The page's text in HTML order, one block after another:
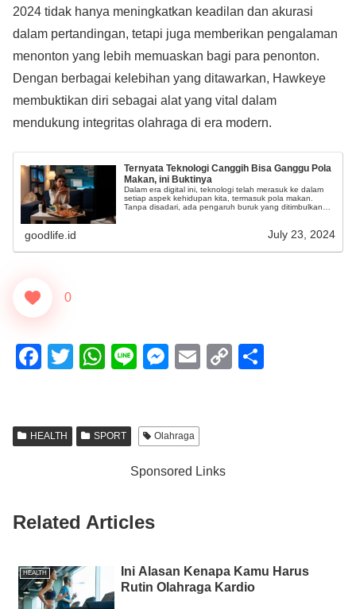
2024 tidak hanya meningkatkan keadilan dan akurasi
dalam pertandingan, tetapi juga memberikan pengalaman
menonton yang lebih memuaskan bagi para penonton.
Dengan berbagai kelebihan yang ditawarkan, Hawkeye
membuktikan diri sebagai alat yang vital dalam
mendukung integritas olahraga di era modern.
Ternyata Teknologi Canggih Bisa Ganggu Pola
Makan, ini Buktinya
Dalam era digital ini, teknologi telah merasuk ke dalam
setiap aspek kehidupan kita, termasuk pola makan.
Tanpa disadari, ada pengaruh buruk yang ditimbulkan
goodlife.id July 23, 2024
0
F
e
o
k
T
er
W
s
p
Li
M
e
g
E
C
HEALTH SPORT Olahraga
Sponsored Links
Related Articles
HEALTH
Ini Alasan Kenapa Kamu Harus
Rutin Olahraga Kardio